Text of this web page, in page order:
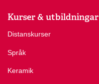
Kurser & utbildningar
Distanskurser
Språk
Keramik